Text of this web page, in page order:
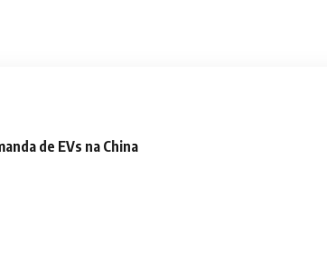
de EVs na China